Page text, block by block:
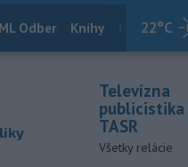
22°C
Odber Knihy Útulkovo
Televízna
publicistika
TASR
Všetky relácie